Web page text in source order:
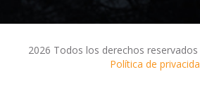
2026 Todos los derechos reservados
Política de